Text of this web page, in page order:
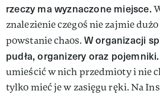
rzeczy ma wyznaczone miejsce.
znalezienie czegoś nie zajmie
powstanie chaos. W organizacji
pudła, organizery oraz pojemniki.
umieścić w nich przedmioty i nie
tylko mieć je w zasięgu ręki. Na